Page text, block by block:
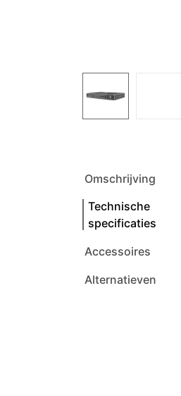
Omschrijving
Technische
specificaties
Accessoires
Alternatieven